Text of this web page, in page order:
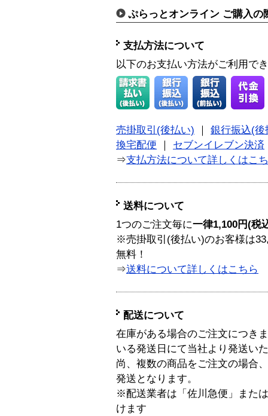
ぷらっとオンライン ご購入の
支払方法について
以下のお支払い方法がご利用で
売掛取引(後払い)
銀行振込(後
換宅配便
セブンイレブン決済
⇒支払方法について詳しくはこ
送料について
1つのご注文毎に一律1,100円(税
※売掛取引(後払い)のお客様は
無料！
⇒送料について詳しくはこちら
配送について
在庫がある場合のご注文につき
いる発送日にて当社より発送い
尚、複数の商品をご注文の場合
発送となります。
※配送業者は「佐川急便」また
けます